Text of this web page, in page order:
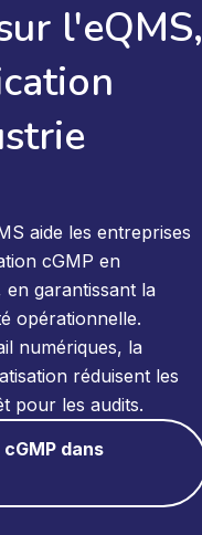
l'eQMS,
aide les entreprises
cGMP en
garantissant la
opérationnelle.
numériques, la
réduisent les
pour les audits.
dans